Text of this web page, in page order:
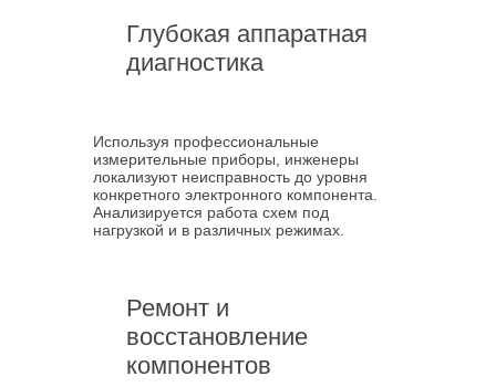
Глубокая аппаратная
диагностика
Используя профессиональные
измерительные приборы, инженеры
локализуют неисправность до уровня
конкретного электронного компонента.
Анализируется работа схем под
нагрузкой и в различных режимах.
Ремонт и
восстановление
компонентов